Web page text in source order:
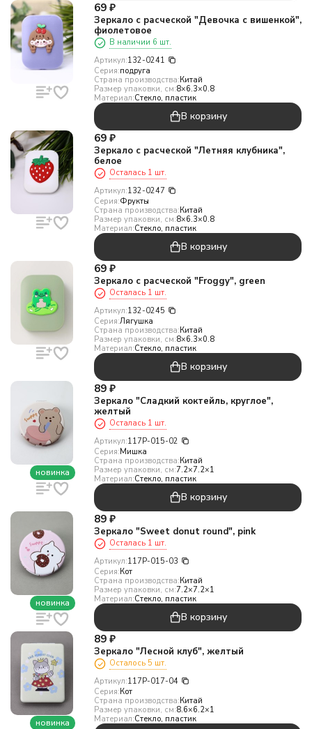
69 ₽
Зеркало с расческой "Девочка с вишенкой",
фиолетовое
В наличии 6 шт.
Артикул:132-0241
Серия:подруга
Страна производства:Китай
Размер упаковки, см:8×6.3×0.8
Материал:Стекло, пластик
В корзину
69 ₽
Зеркало с расческой "Летняя клубника",
белое
Осталась 1 шт.
Артикул:132-0247
Серия:Фрукты
Страна производства:Китай
Размер упаковки, см:8×6.3×0.8
Материал:Стекло, пластик
В корзину
69 ₽
Зеркало с расческой "Froggy", green
Осталась 1 шт.
Артикул:132-0245
Серия:Лягушка
Страна производства:Китай
Размер упаковки, см:8×6.3×0.8
Материал:Стекло, пластик
В корзину
новинка
89 ₽
Зеркало "Сладкий коктейль, круглое",
желтый
Осталась 1 шт.
Артикул:117P-015-02
Серия:Мишка
Страна производства:Китай
Размер упаковки, см:7.2×7.2×1
Материал:Стекло, пластик
В корзину
новинка
89 ₽
Зеркало "Sweet donut round", pink
Осталась 1 шт.
Артикул:117P-015-03
Серия:Кот
Страна производства:Китай
Размер упаковки, см:7.2×7.2×1
Материал:Стекло, пластик
В корзину
новинка
89 ₽
Зеркало "Лесной клуб", желтый
Осталось 5 шт.
Артикул:117P-017-04
Серия:Кот
Страна производства:Китай
Размер упаковки, см:8.6×6.2×1
Материал:Стекло, пластик